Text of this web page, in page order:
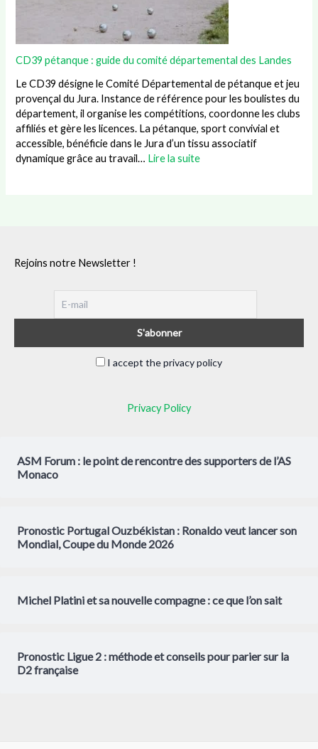
CD39 pétanque : guide du comité départemental des Landes
Le CD39 désigne le Comité Départemental de pétanque et jeu
provençal du Jura. Instance de référence pour les boulistes du
département, il organise les compétitions, coordonne les clubs
affiliés et gère les licences. La pétanque, sport convivial et
accessible, bénéficie dans le Jura d’un tissu associatif
dynamique grâce au travail… Lire la suite
Rejoins notre Newsletter !
I accept the privacy policy
Privacy Policy
ASM Forum : le point de rencontre des supporters de l’AS
Monaco
Pronostic Portugal Ouzbékistan : Ronaldo veut lancer son
Mondial, Coupe du Monde 2026
Michel Platini et sa nouvelle compagne : ce que l’on sait
Pronostic Ligue 2 : méthode et conseils pour parier sur la
D2 française